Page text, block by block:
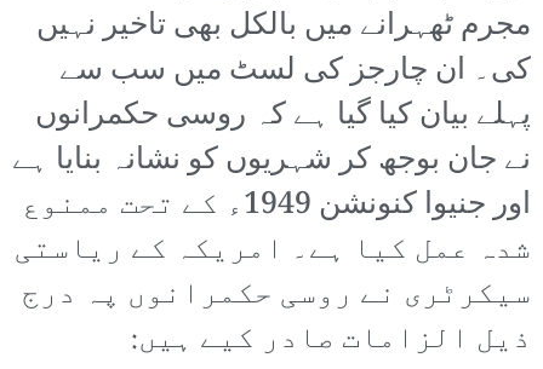
مجرم ٹھہرانے میں بالکل بھی تاخیر نہیں
کی۔ ان چارجز کی لسٹ میں سب سے
پہلے بیان کیا گیا ہے کہ روسی حکمرانوں
نے جان بوجھ کر شہریوں کو نشانہ بنایا ہے
اور جنیوا کنونشن 1949ء کے تحت ممنوع
شدہ عمل کیا ہے۔ امریکہ کے ریاستی
سیکرٹری نے روسی حکمرانوں پہ درج
ذیل الزامات صادر کیے ہیں: